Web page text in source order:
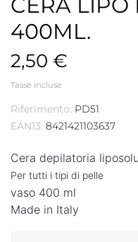
CERA LIPO
400ML.
2,50 €
Tasse incluse
Riferimento: PD51
EAN13: 8421421103637
Cera depilatoria
Per tutti i tipi di pelle
vaso 400 ml
Made in Italy